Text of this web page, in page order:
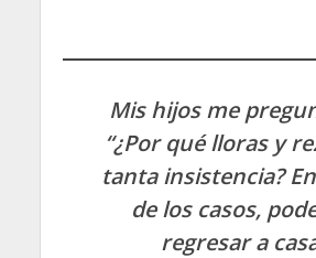
Mis hijos me
“¿Por qué lloras y
tanta insistencia?
de los casos,
regresar a